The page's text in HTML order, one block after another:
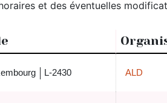
et des éventuelles
L-2430 ALD